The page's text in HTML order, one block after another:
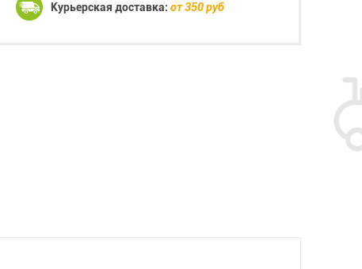
Курьерская доставка: от 350 руб